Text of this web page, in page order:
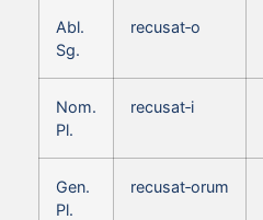
Abl.
Sg.
recusat‑o
Nom.
Pl.
recusat‑i
Gen.
Pl.
recusat‑orum